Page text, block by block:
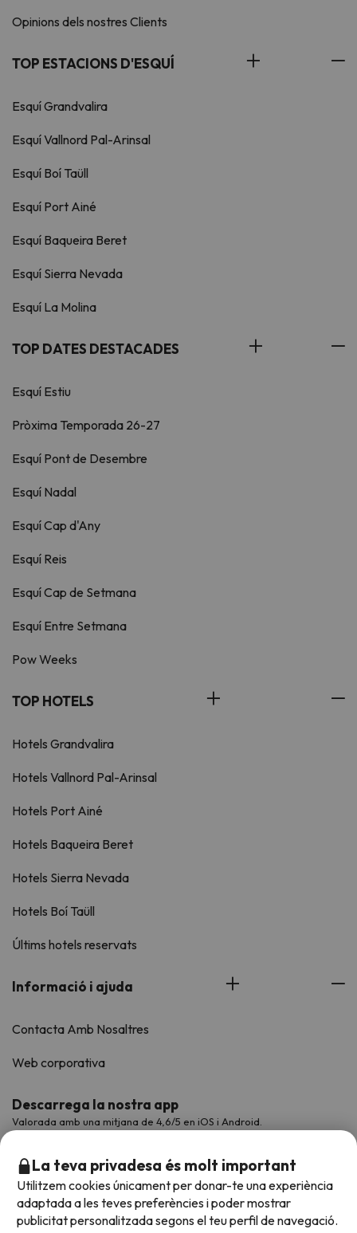
Opinions dels nostres Clients
TOP ESTACIONS D'ESQUÍ
Esquí Grandvalira
Esquí Vallnord Pal-Arinsal
Esquí Boí Taüll
Esquí Port Ainé
Esquí Baqueira Beret
Esquí Sierra Nevada
Esquí La Molina
TOP DATES DESTACADES
Esquí Estiu
Pròxima Temporada 26-27
Esquí Pont de Desembre
Esquí Nadal
Esquí Cap d'Any
Esquí Reis
Esquí Cap de Setmana
Esquí Entre Setmana
Pow Weeks
TOP HOTELS
Hotels Grandvalira
Hotels Vallnord Pal-Arinsal
Hotels Port Ainé
Hotels Baqueira Beret
Hotels Sierra Nevada
Hotels Boí Taüll
Últims hotels reservats
Informació i ajuda
Contacta Amb Nosaltres
Web corporativa
Descarrega la nostra app
Valorada amb una mitjana de 4,6/5 en iOS i Android.
La teva privadesa és molt important
Utilitzem cookies únicament per donar-te una experiència
adaptada a les teves preferències i poder mostrar
publicitat personalitzada segons el teu perfil de navegació.